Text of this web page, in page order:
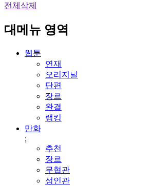
전체삭제
대메뉴 영역
웹툰
연재
오리지널
단편
장르
완결
랭킹
만화
;
추천
장르
무협관
성인관